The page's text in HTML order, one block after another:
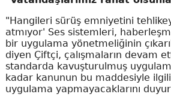
"Hangileri sürüş emniyetini
atmıyor' Ses sistemleri,
bir uygulama yönetmeliğinin
diyen Çiftçi, çalışmaların devam
standarda kavuşturulmuş
kadar kanunun bu maddesiyle
uygulama yapmayacaklarını